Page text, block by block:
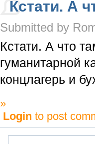
Кстати. А
Submitted by
Кстати. А что
гуманитарной
концлагерь и
»
Login to post